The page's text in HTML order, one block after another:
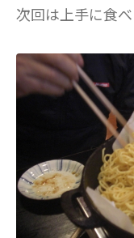
次回は上手に食